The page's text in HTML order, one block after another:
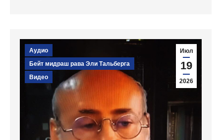
Июл
19
2026
Аудио
Бейт мидраш рава Эли Тальберга
Видео